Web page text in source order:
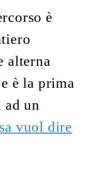
è
alterna
è la prima
un
vuol dire